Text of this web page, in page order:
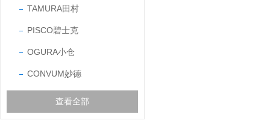
TAMURA田村
PISCO碧士克
OGURA小仓
CONVUM妙德
查看全部